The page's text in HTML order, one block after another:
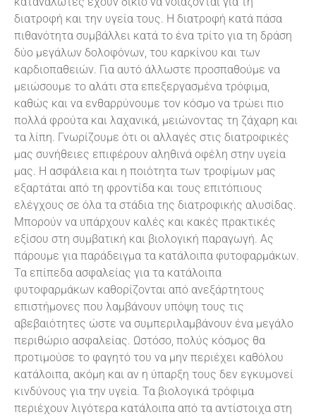
διατροφή και την υγεία τους. Η διατροφή κατά πάσα
πιθανότητα συμβάλλει κατά το ένα τρίτο για τη δράση
δύο μεγάλων δολοφόνων, του καρκίνου και των
καρδιοπαθειών. Για αυτό άλλωστε προσπαθούμε να
μειώσουμε το αλάτι στα επεξεργασμένα τρόφιμα,
καθώς και να ενθαρρύνουμε τον κόσμο να τρώει πιο
πολλά φρούτα και λαχανικά, μειώνοντας τη ζάχαρη και
τα λίπη. Γνωρίζουμε ότι οι αλλαγές στις διατροφικές
μας συνήθειες επιφέρουν αληθινά οφέλη στην υγεία
μας. Η ασφάλεια και η ποιότητα των τροφίμων μας
εξαρτάται από τη φροντίδα και τους επιτόπιους
ελέγχους σε όλα τα στάδια της διατροφικής αλυσίδας.
Μπορούν να υπάρχουν καλές και κακές πρακτικές
εξίσου στη συμβατική και βιολογική παραγωγή. Ας
πάρουμε για παράδειγμα τα κατάλοιπα φυτοφαρμάκων.
Τα επίπεδα ασφαλείας για τα κατάλοιπα
φυτοφαρμάκων καθορίζονται από ανεξάρτητους
επιστήμονες που λαμβάνουν υπόψη τους τις
αβεβαιότητες ώστε να συμπεριλαμβάνουν ένα μεγάλο
περιθώριο ασφαλείας. Ωστόσο, πολύς κόσμος θα
προτιμούσε το φαγητό του να μην περιέχει καθόλου
κατάλοιπα, ακόμη και αν η ύπαρξη τους δεν εγκυμονεί
κινδύνους για την υγεία. Τα βιολογικά τρόφιμα
περιέχουν λιγότερα κατάλοιπα από τα αντίστοιχα στη